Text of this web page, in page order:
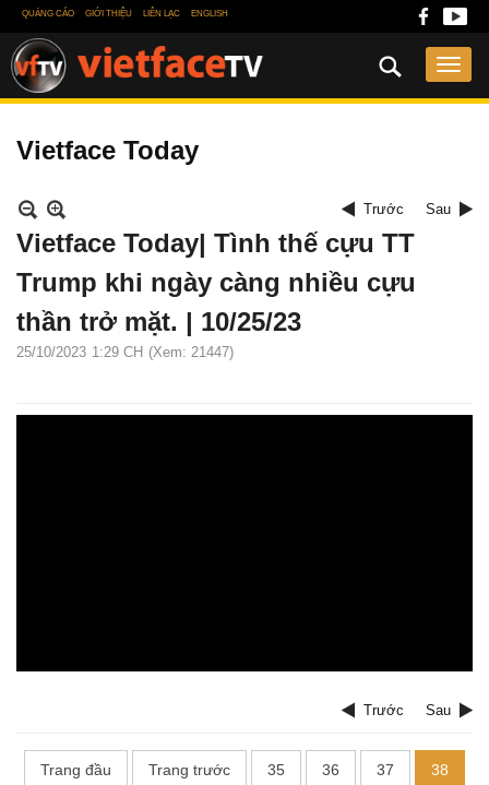
QUẢNG CÁO GIỚI THIỆU LIÊN LẠC ENGLISH
Vietface Today
Trước Sau
Vietface Today| Tình thế cựu TT
Trump khi ngày càng nhiều cựu
thần trở mặt. | 10/25/23
25/10/2023 1:29 CH (Xem: 21447)
Trước Sau
Trang đầu Trang trước 35 36 37 38